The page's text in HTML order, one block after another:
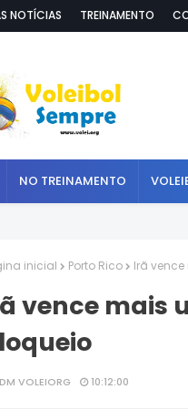
NOTÍCIAS TREINAMENTO
NO TREINAMENTO
inicial Porto Rico Irã
vence mais
VOLEIORG 10:12:00